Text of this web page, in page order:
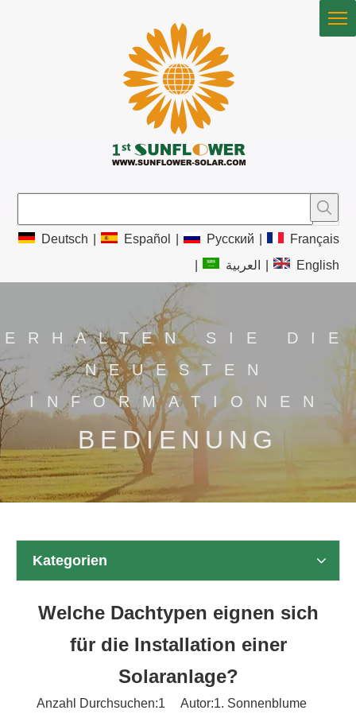
Deutsch Español Pусский
Français
العربية English
ERHALTEN SIE DIE
NEUESTEN
INFORMATIONEN
BEDIENUNG
Kategorien
Welche Dachtypen eignen sich
für die Installation einer
Solaranlage?
Anzahl Durchsuchen:1 Autor:1. Sonnenblume